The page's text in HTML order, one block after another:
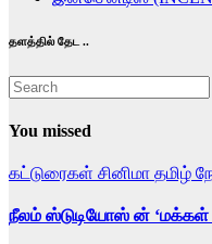
தளத்தில் தேட ..
You missed
கட்டுரைகள் சினிமா தமிழ்
நீலம் ஸ்டுடியோஸ் ன் ‘மக்கள்